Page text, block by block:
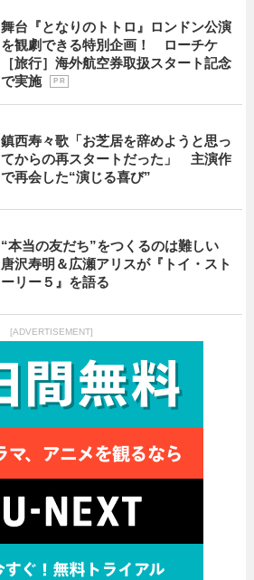
舞台『となりのトトロ』ロンドン公演
を観劇できる特別企画！ ローチケ
［旅行］海外航空券取扱スタート記念
で実施
P R
鎮西寿々歌「お芝居を辞めようと思っ
てからの再スタートだった」 主演作
で再会した“演じる喜び”
“本当の友だち”をつくるのは難しい
唐沢寿明＆広瀬アリスが『トイ・スト
ーリー５』を語る
[ADVERTISEMENT]